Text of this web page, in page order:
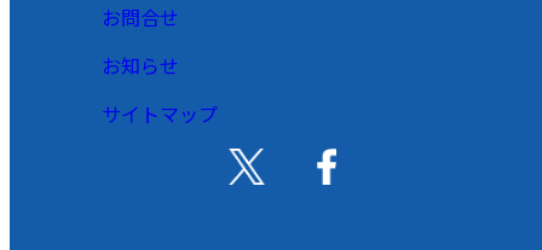
お問合せ
お知らせ
サイトマップ